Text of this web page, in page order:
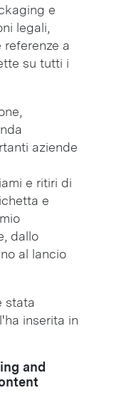
e
legali,
a
su tutti i
aziende
e ritiri di
e
dallo
al lancio
stata
l'ha inserita in
and